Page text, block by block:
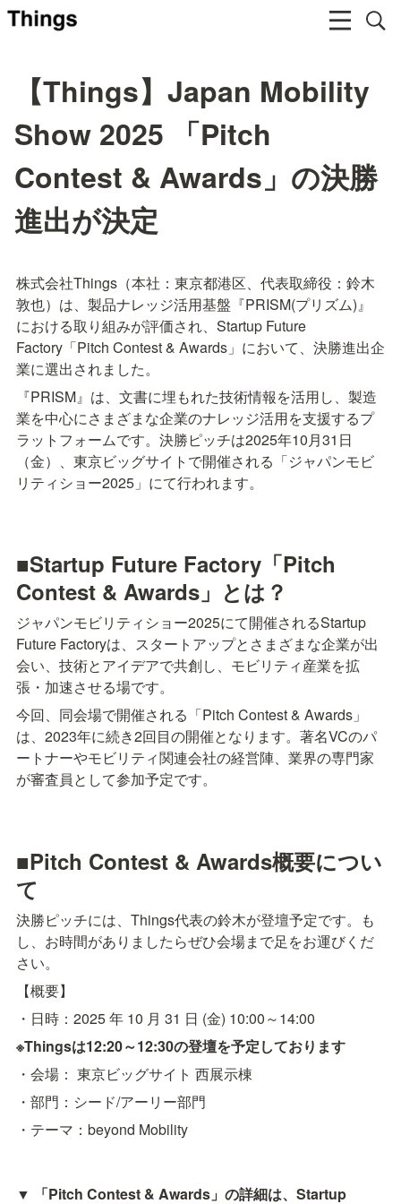
【Things】Japan Mobility
Show 2025 「Pitch
Contest & Awards」の決勝
進出が決定
株式会社Things（本社：東京都港区、代表取締役：鈴木
敦也）は、製品ナレッジ活用基盤『PRISM(プリズム)』
における取り組みが評価され、Startup Future
Factory「Pitch Contest & Awards」において、決勝進出企
業に選出されました。
『PRISM』は、文書に埋もれた技術情報を活用し、製造
業を中心にさまざまな企業のナレッジ活用を支援するプ
ラットフォームです。決勝ピッチは2025年10月31日
（金）、東京ビッグサイトで開催される「ジャパンモビ
リティショー2025」にて行われます。
■Startup Future Factory「Pitch
Contest & Awards」とは？
ジャパンモビリティショー2025にて開催されるStartup
Future Factoryは、スタートアップとさまざまな企業が出
会い、技術とアイデアで共創し、モビリティ産業を拡
張・加速させる場です。
今回、同会場で開催される「Pitch Contest & Awards」
は、2023年に続き2回目の開催となります。著名VCのパ
ートナーやモビリティ関連会社の経営陣、業界の専門家
が審査員として参加予定です。
■Pitch Contest & Awards概要につい
て
決勝ピッチには、Things代表の鈴木が登壇予定です。も
し、お時間がありましたらぜひ会場まで足をお運びくだ
さい。
【概要】
・日時：2025 年 10 月 31 日 (金) 10:00～14:00
※Thingsは12:20～12:30の登壇を予定しております
・会場： 東京ビッグサイト 西展示棟
・部門：シード/アーリー部門
・テーマ：beyond Mobility
▼ 「Pitch Contest & Awards」の詳細は、Startup